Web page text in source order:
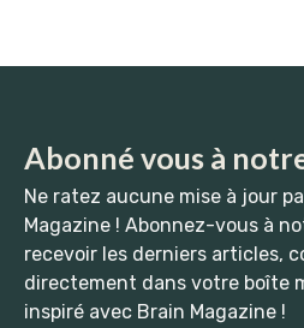
Abonné vous à
Ne ratez aucune mise à jour
Magazine ! Abonnez-vous à
recevoir les derniers articles,
directement dans votre boîte
inspiré avec Brain Magazine !